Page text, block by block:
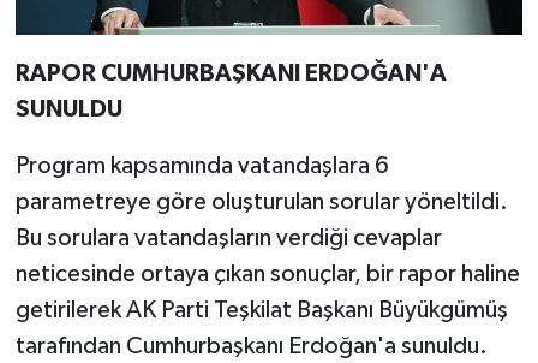
RAPOR CUMHURBAŞKANI ERDOĞAN'A
SUNULDU
Program kapsamında vatandaşlara 6
parametreye göre oluşturulan sorular yöneltildi.
Bu sorulara vatandaşların verdiği cevaplar
neticesinde ortaya çıkan sonuçlar, bir rapor haline
getirilerek AK Parti Teşkilat Başkanı Büyükgümüş
tarafından Cumhurbaşkanı Erdoğan'a sunuldu.